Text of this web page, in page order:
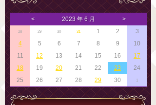
< 2023 年 6 月 >
28 29 30 31 1 2
3
4
5 6 7 8 9
10
11
12 13 14 15 16
17
18
19 20 21 22 23
24
25
26 27 28 29 30 1